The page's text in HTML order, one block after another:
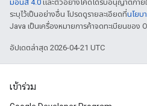
มอนส์ 4.0 และตัวอย่างโค้ดได้รับอนุญาตภาย
ระบุไว้เป็นอย่างอื่น โปรดดูรายละเอียดที่นโยบ
Java เป็นเครื่องหมายการค้าจดทะเบียนของ
อัปเดตล่าสุด 2026-04-21 UTC
เข้าร่วม